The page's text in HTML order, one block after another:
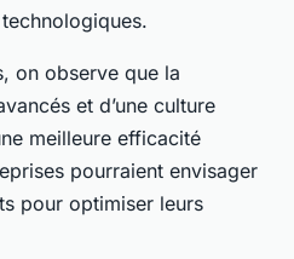
on observe que la
et d’une culture
meilleure efficacité
pourraient envisager
pour optimiser leurs